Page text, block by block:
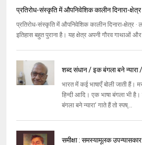
प्रतिरोध-संस्‍कृति में औपनिवेशिक कालीन दिनारा-
प्रतिरोध-संस्‍कृति में औपनिवेशिक कालीन दिनारा-क्षेत्र ·
इतिहास बहुत पुराना है। यह क्षेत्र अपनी गौरव गाथाओं
शब्द संधान / इक बंगला बने न्यारा /
भारत में कई भाषाएँ बोली जाती हैं।
हिन्दी आदि। एक भाषा बंगला भी
बंगला बने न्यारा’ गाते हैं तो स्पष्...
समीक्षा : समस्यामूलक